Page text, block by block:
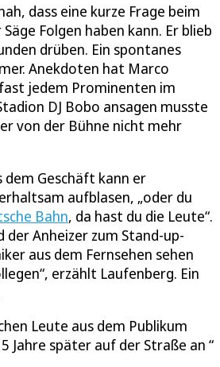
dass eine kurze Frage beim
Folgen haben kann. Er blieb
drüben. Ein spontanes
Anekdoten hat Marco
jedem Prominenten im
DJ Bobo ansagen musste
von der Bühne nicht mehr
dem Geschäft kann er
aufblasen, „oder du
Bahn, da hast du die Leute“.
Anheizer zum Stand-up-
aus dem Fernsehen sehen
erzählt Laufenberg. Ein
Leute aus dem Publikum
Jahre später auf der Straße an